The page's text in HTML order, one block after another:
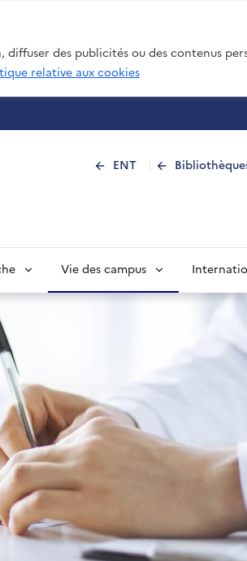
des publicités ou des contenus
relative aux cookies
ENT
Vie des campus